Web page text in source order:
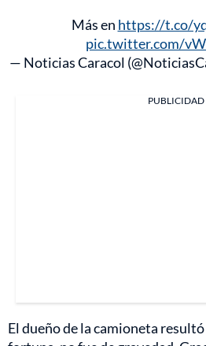
Más en https://t.co/
pic.twitter.com/
— Noticias Caracol
PUBLICIDAD
El dueño de la camioneta